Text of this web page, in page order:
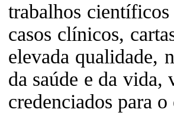
trabalhos
casos clínicos,
elevada qualidade,
da saúde e da vida,
credenciados para